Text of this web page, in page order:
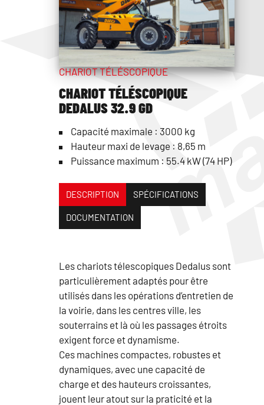
CHARIOT TÉLÉSCOPIQUE
CHARIOT TÉLÉSCOPIQUE
DEDALUS 32.9 GD
Capacité maximale : 3000 kg
Hauteur maxi de levage : 8,65 m
Puissance maximum : 55.4 kW (74 HP)
DESCRIPTION SPÉCIFICATIONS
DOCUMENTATION
Les chariots télescopiques Dedalus sont
particulièrement adaptés pour être
utilisés dans les opérations d’entretien de
la voirie, dans les centres ville, les
souterrains et là où les passages étroits
exigent force et dynamisme.
Ces machines compactes, robustes et
dynamiques, avec une capacité de
charge et des hauteurs croissantes,
jouent leur atout sur la praticité et la